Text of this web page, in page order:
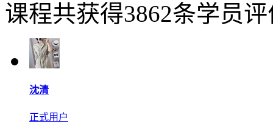
课程共获得3862条学员
沈清
正式用户